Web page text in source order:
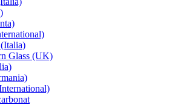
Glass (UK)